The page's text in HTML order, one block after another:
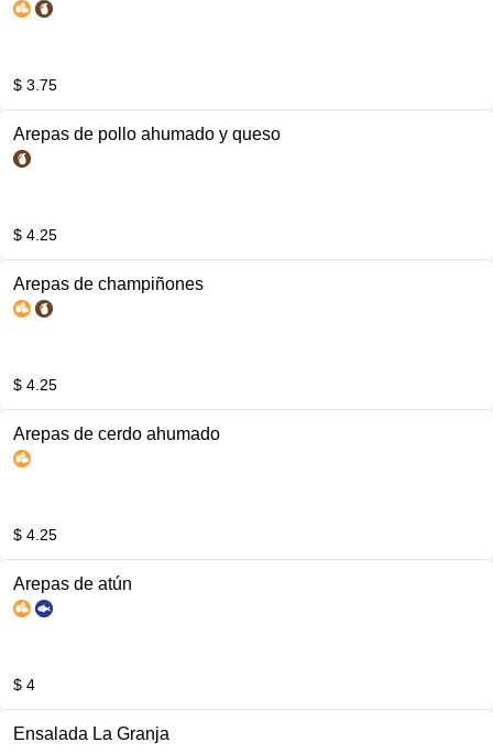
$ 3.75
Arepas de pollo ahumado y queso
$ 4.25
Arepas de champiñones
$ 4.25
Arepas de cerdo ahumado
$ 4.25
Arepas de atún
$ 4
Ensalada La Granja